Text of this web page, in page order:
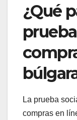
¿Qué
La prueba
compras en